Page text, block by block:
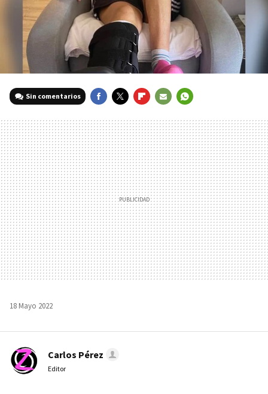
Sin comentarios
MAIL
18 Mayo 2022
Carlos Pérez
Editor